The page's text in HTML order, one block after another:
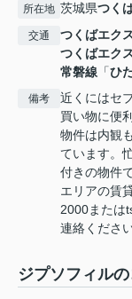
所在地 茨城県つく
交通 つくばエク
つくばエク
常磐線 「ひ
備考
近くにはセ
買い物に便
物件は内観
ています。
付きの物件
エリアの賃
2000または
連絡ください
ジプソフィル